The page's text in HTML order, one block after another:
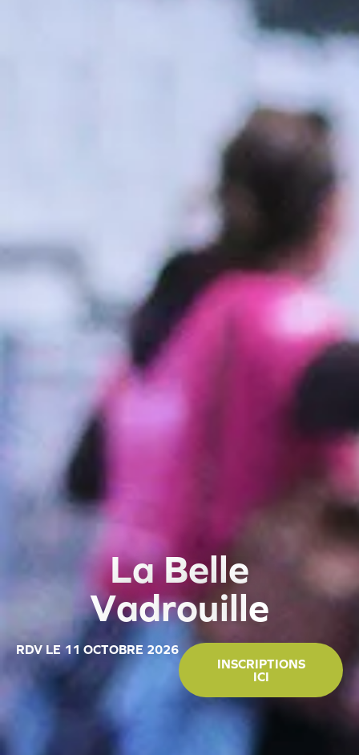
La Belle
Vadrouille
RDV LE 11 OCTOBRE 2026
INSCRIPTIONS
ICI